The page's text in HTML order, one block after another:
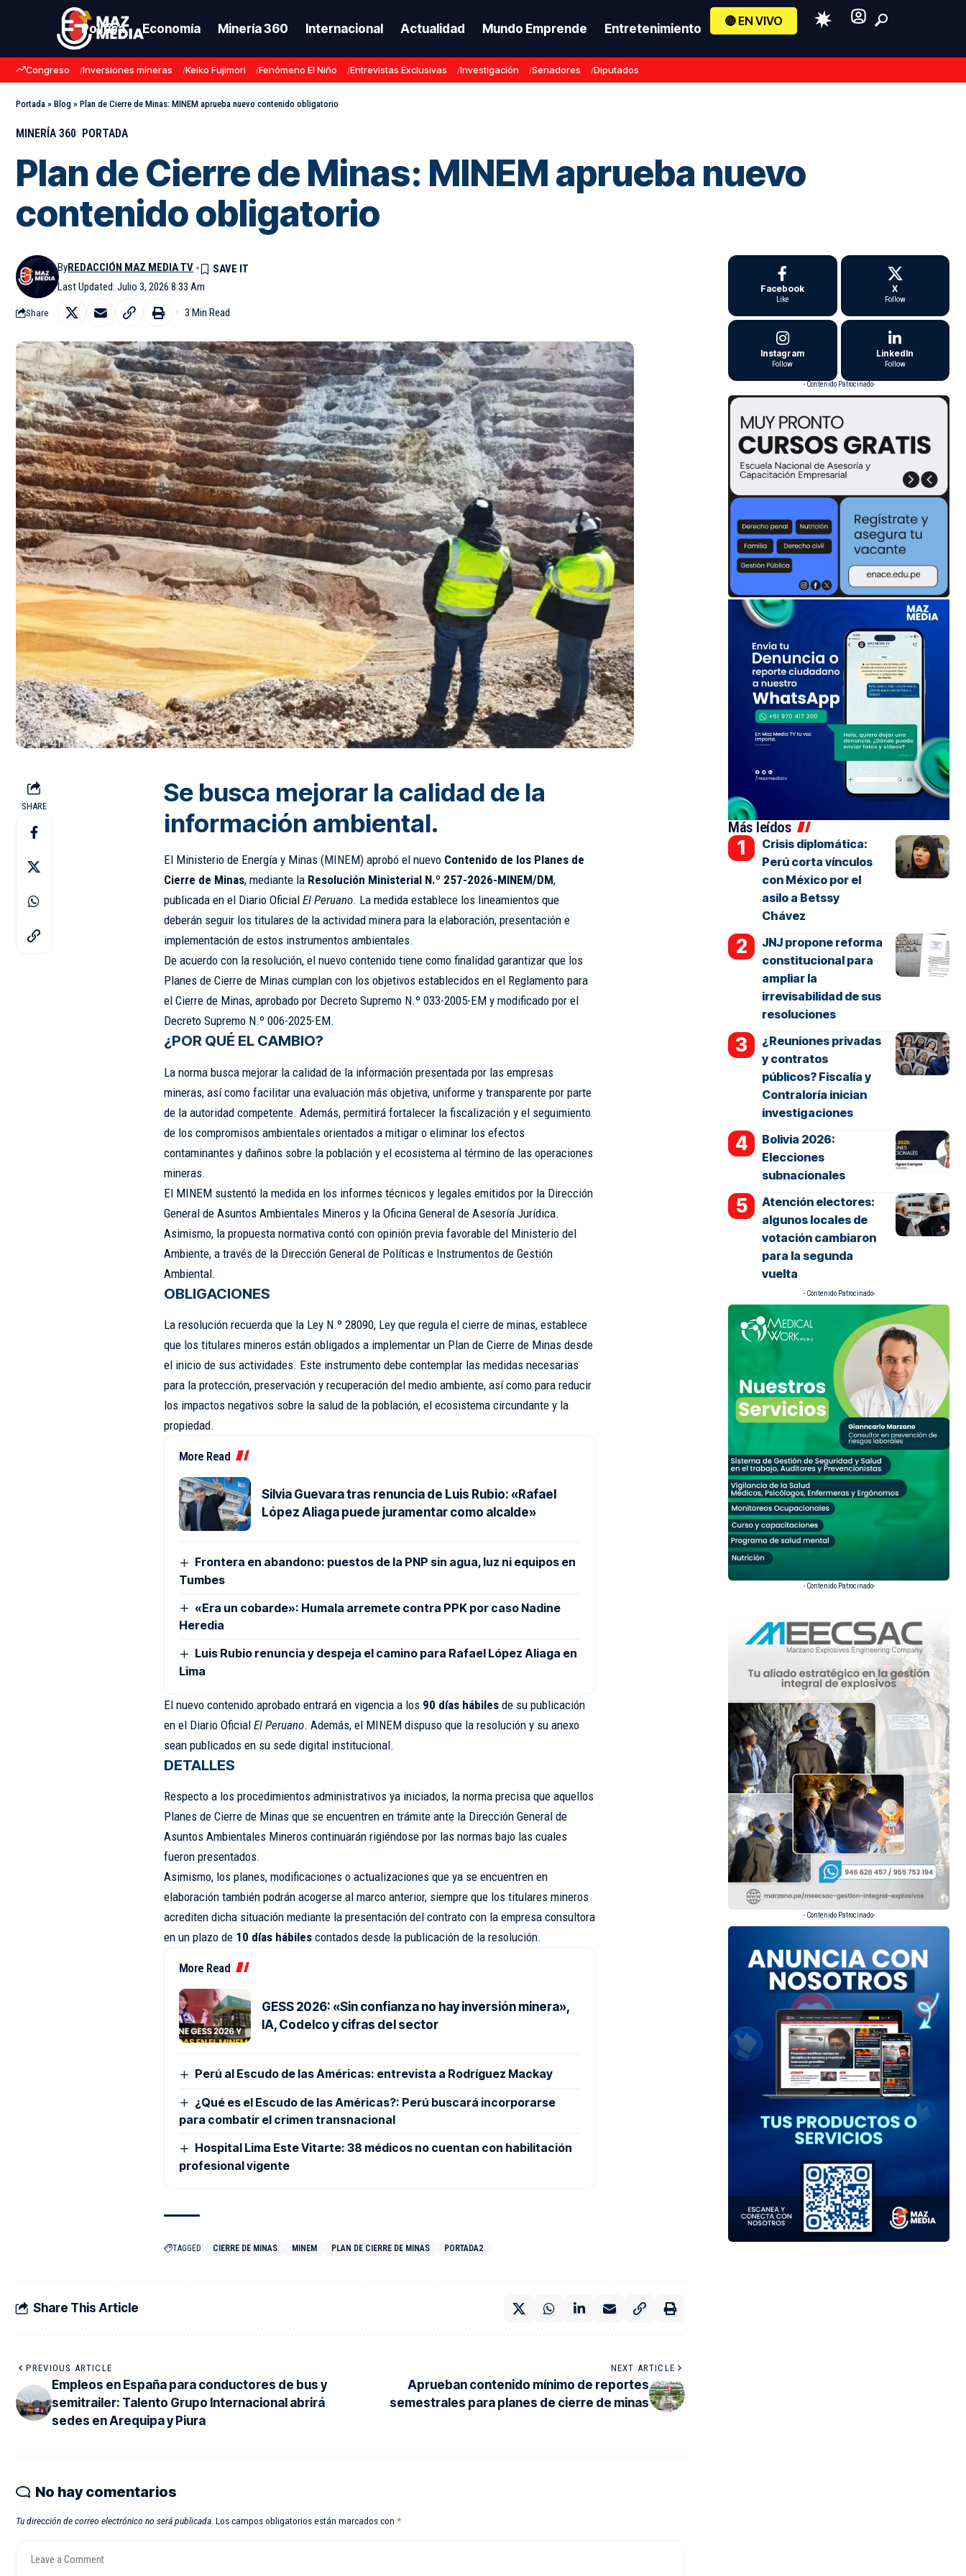
Política Economía Minería 360 Internacional Actualidad Mundo Emprende Entretenimiento
🔴 EN VIVO
Congreso Inversiones mineras Keiko Fujimori Fenómeno El Niño Entrevistas Exclusivas Investigación Senadores Diputados
Portada » Blog » Plan de Cierre de Minas: MINEM aprueba nuevo contenido obligatorio
MINERÍA 360 PORTADA
Plan de Cierre de Minas: MINEM aprueba nuevo
contenido obligatorio
Last Updated: Julio 3, 2026 8:33 Am
ByREDACCIÓN MAZ MEDIA TV
Share 3 Min Read
SHARE
Se busca mejorar la calidad de la
información ambiental.
El Ministerio de Energía y Minas (MINEM) aprobó el nuevo Contenido de los Planes de
Cierre de Minas, mediante la Resolución Ministerial N.º 257-2026-MINEM/DM,
publicada en el Diario Oficial El Peruano. La medida establece los lineamientos que
deberán seguir los titulares de la actividad minera para la elaboración, presentación e
implementación de estos instrumentos ambientales.
De acuerdo con la resolución, el nuevo contenido tiene como finalidad garantizar que los
Planes de Cierre de Minas cumplan con los objetivos establecidos en el Reglamento para
el Cierre de Minas, aprobado por Decreto Supremo N.º 033-2005-EM y modificado por el
Decreto Supremo N.º 006-2025-EM.
¿POR QUÉ EL CAMBIO?
La norma busca mejorar la calidad de la información presentada por las empresas
mineras, así como facilitar una evaluación más objetiva, uniforme y transparente por parte
de la autoridad competente. Además, permitirá fortalecer la fiscalización y el seguimiento
de los compromisos ambientales orientados a mitigar o eliminar los efectos
contaminantes y dañinos sobre la población y el ecosistema al término de las operaciones
mineras.
El MINEM sustentó la medida en los informes técnicos y legales emitidos por la Dirección
General de Asuntos Ambientales Mineros y la Oficina General de Asesoría Jurídica.
Asimismo, la propuesta normativa contó con opinión previa favorable del Ministerio del
Ambiente, a través de la Dirección General de Políticas e Instrumentos de Gestión
Ambiental.
OBLIGACIONES
La resolución recuerda que la Ley N.º 28090, Ley que regula el cierre de minas, establece
que los titulares mineros están obligados a implementar un Plan de Cierre de Minas desde
el inicio de sus actividades. Este instrumento debe contemplar las medidas necesarias
para la protección, preservación y recuperación del medio ambiente, así como para reducir
los impactos negativos sobre la salud de la población, el ecosistema circundante y la
propiedad.
More Read
Silvia Guevara tras renuncia de Luis Rubio: «Rafael
López Aliaga puede juramentar como alcalde»
Frontera en abandono: puestos de la PNP sin agua, luz ni equipos en
Tumbes
«Era un cobarde»: Humala arremete contra PPK por caso Nadine
Heredia
Luis Rubio renuncia y despeja el camino para Rafael López Aliaga en
Lima
El nuevo contenido aprobado entrará en vigencia a los 90 días hábilesde su publicación
en el Diario Oficial El Peruano. Además, el MINEM dispuso que la resolución y su anexo
sean publicados en su sede digital institucional.
DETALLES
Respecto a los procedimientos administrativos ya iniciados, la norma precisa que aquellos
Planes de Cierre de Minas que se encuentren en trámite ante la Dirección General de
Asuntos Ambientales Mineros continuarán rigiéndose por las normas bajo las cuales
fueron presentados.
Asimismo, los planes, modificaciones o actualizaciones que ya se encuentren en
elaboración también podrán acogerse al marco anterior, siempre que los titulares mineros
acrediten dicha situación mediante la presentación del contrato con la empresa consultora
en un plazo de 10 días hábilescontados desde la publicación de la resolución.
More Read
GESS 2026: «Sin confianza no hay inversión minera»,
IA, Codelco y cifras del sector
Perú al Escudo de las Américas: entrevista a Rodríguez Mackay
¿Qué es el Escudo de las Américas?: Perú buscará incorporarse
para combatir el crimen transnacional
Hospital Lima Este Vitarte: 38 médicos no cuentan con habilitación
profesional vigente
TAGGED: CIERRE DE MINAS MINEM PLAN DE CIERRE DE MINAS PORTADA2
Share This Article
PREVIOUS ARTICLE
Empleos en España para conductores de bus y
semitrailer: Talento Grupo Internacional abrirá
sedes en Arequipa y Piura
NEXT ARTICLE
Aprueban contenido mínimo de reportes
semestrales para planes de cierre de minas
No hay comentarios
Tu dirección de correo electrónico no será publicada. Los campos obligatorios están marcados con *
Facebook
Like
X
Follow
Instagram
Follow
LinkedIn
Follow
- Contenido Patrocinado-
Más leídos
Crisis diplomática:
Perú corta vínculos
con México por el
asilo a Betssy
Chávez
JNJ propone reforma
constitucional para
ampliar la
irrevisabilidad de sus
resoluciones
¿Reuniones privadas
y contratos
públicos? Fiscalía y
Contraloría inician
investigaciones
Bolivia 2026:
Elecciones
subnacionales
Atención electores:
algunos locales de
votación cambiaron
para la segunda
vuelta
- Contenido Patrocinado-
- Contenido Patrocinado-
- Contenido Patrocinado-